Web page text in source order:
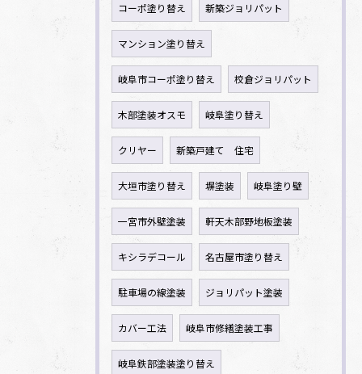
コーポ塗り替え 新築ジョリパット
マンション塗り替え
岐阜市コーポ塗り替え 校倉ジョリパット
木部塗装オスモ 岐阜塗り替え
クリヤー 新築戸建て 住宅
大垣市塗り替え 塀塗装 岐阜塗り壁
一宮市外壁塗装 軒天木部野地板塗装
キシラデコール 名古屋市塗り替え
駐車場の線塗装 ジョリパット塗装
カバー工法 岐阜市修繕塗装工事
岐阜鉄部塗装塗り替え